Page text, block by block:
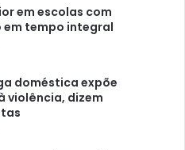
em escolas com
em tempo integral
doméstica expõe
violência, dizem